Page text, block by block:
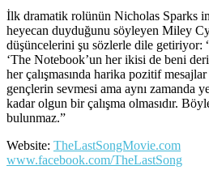
İlk dramatik rolünün Nicholas Sparks
heyecan duyduğunu söyleyen Miley
düşüncelerini şu sözlerle dile getiriyor:
‘The Notebook’un her ikisi de beni
her çalışmasında harika pozitif
gençlerin sevmesi ama aynı zamanda
kadar olgun bir çalışma olmasıdır.
bulunmaz.”
Website: TheLastSongMovie.com
www.facebook.com/TheLastSong